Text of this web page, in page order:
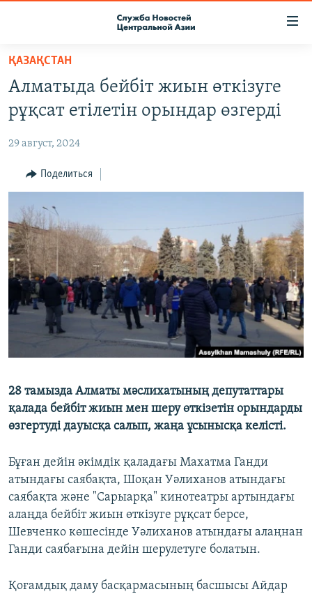
Вернуться
основному
содержанию
Вернутся
навигации
Вернутся
поиску
КОНТАКТЫ
RFE/RL ДИРЕКТ
НАСТОЯЩЕЕ ВРЕМЯ
ҚАЗАҚСТАН
Алматыда бейбіт жиын өткізуге
рұқсат етілетін орындар өзгерді
29 август, 2024
Поделиться
28 тамызда Алматы мәслихатының депутаттары
қалада бейбіт жиын мен шеру өткізетін орындарды
өзгертуді дауысқа салып, жаңа ұсынысқа келісті.
Бұған дейін әкімдік қаладағы Махатма Ганди
атындағы саябақта, Шоқан Уәлиханов атындағы
саябақта және "Сарыарқа" кинотеатры артындағы
алаңда бейбіт жиын өткізуге рұқсат берсе,
Шевченко көшесінде Уәлиханов атындағы алаңнан
Ганди саябағына дейін шерулетуге болатын.
Қоғамдық даму басқармасының басшысы Айдар